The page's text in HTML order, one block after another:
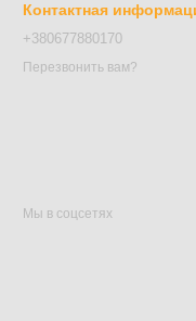
Контактная
+380677880170
Перезвонить вам?
Мы в соцсетях